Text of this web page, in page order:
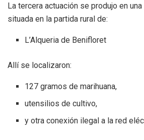
La tercera actuación se produjo en
situada en la partida rural de:
L’Alqueria de Benifloret
Allí se localizaron:
127 gramos de marihuana,
utensilios de cultivo,
y otra conexión ilegal a la red